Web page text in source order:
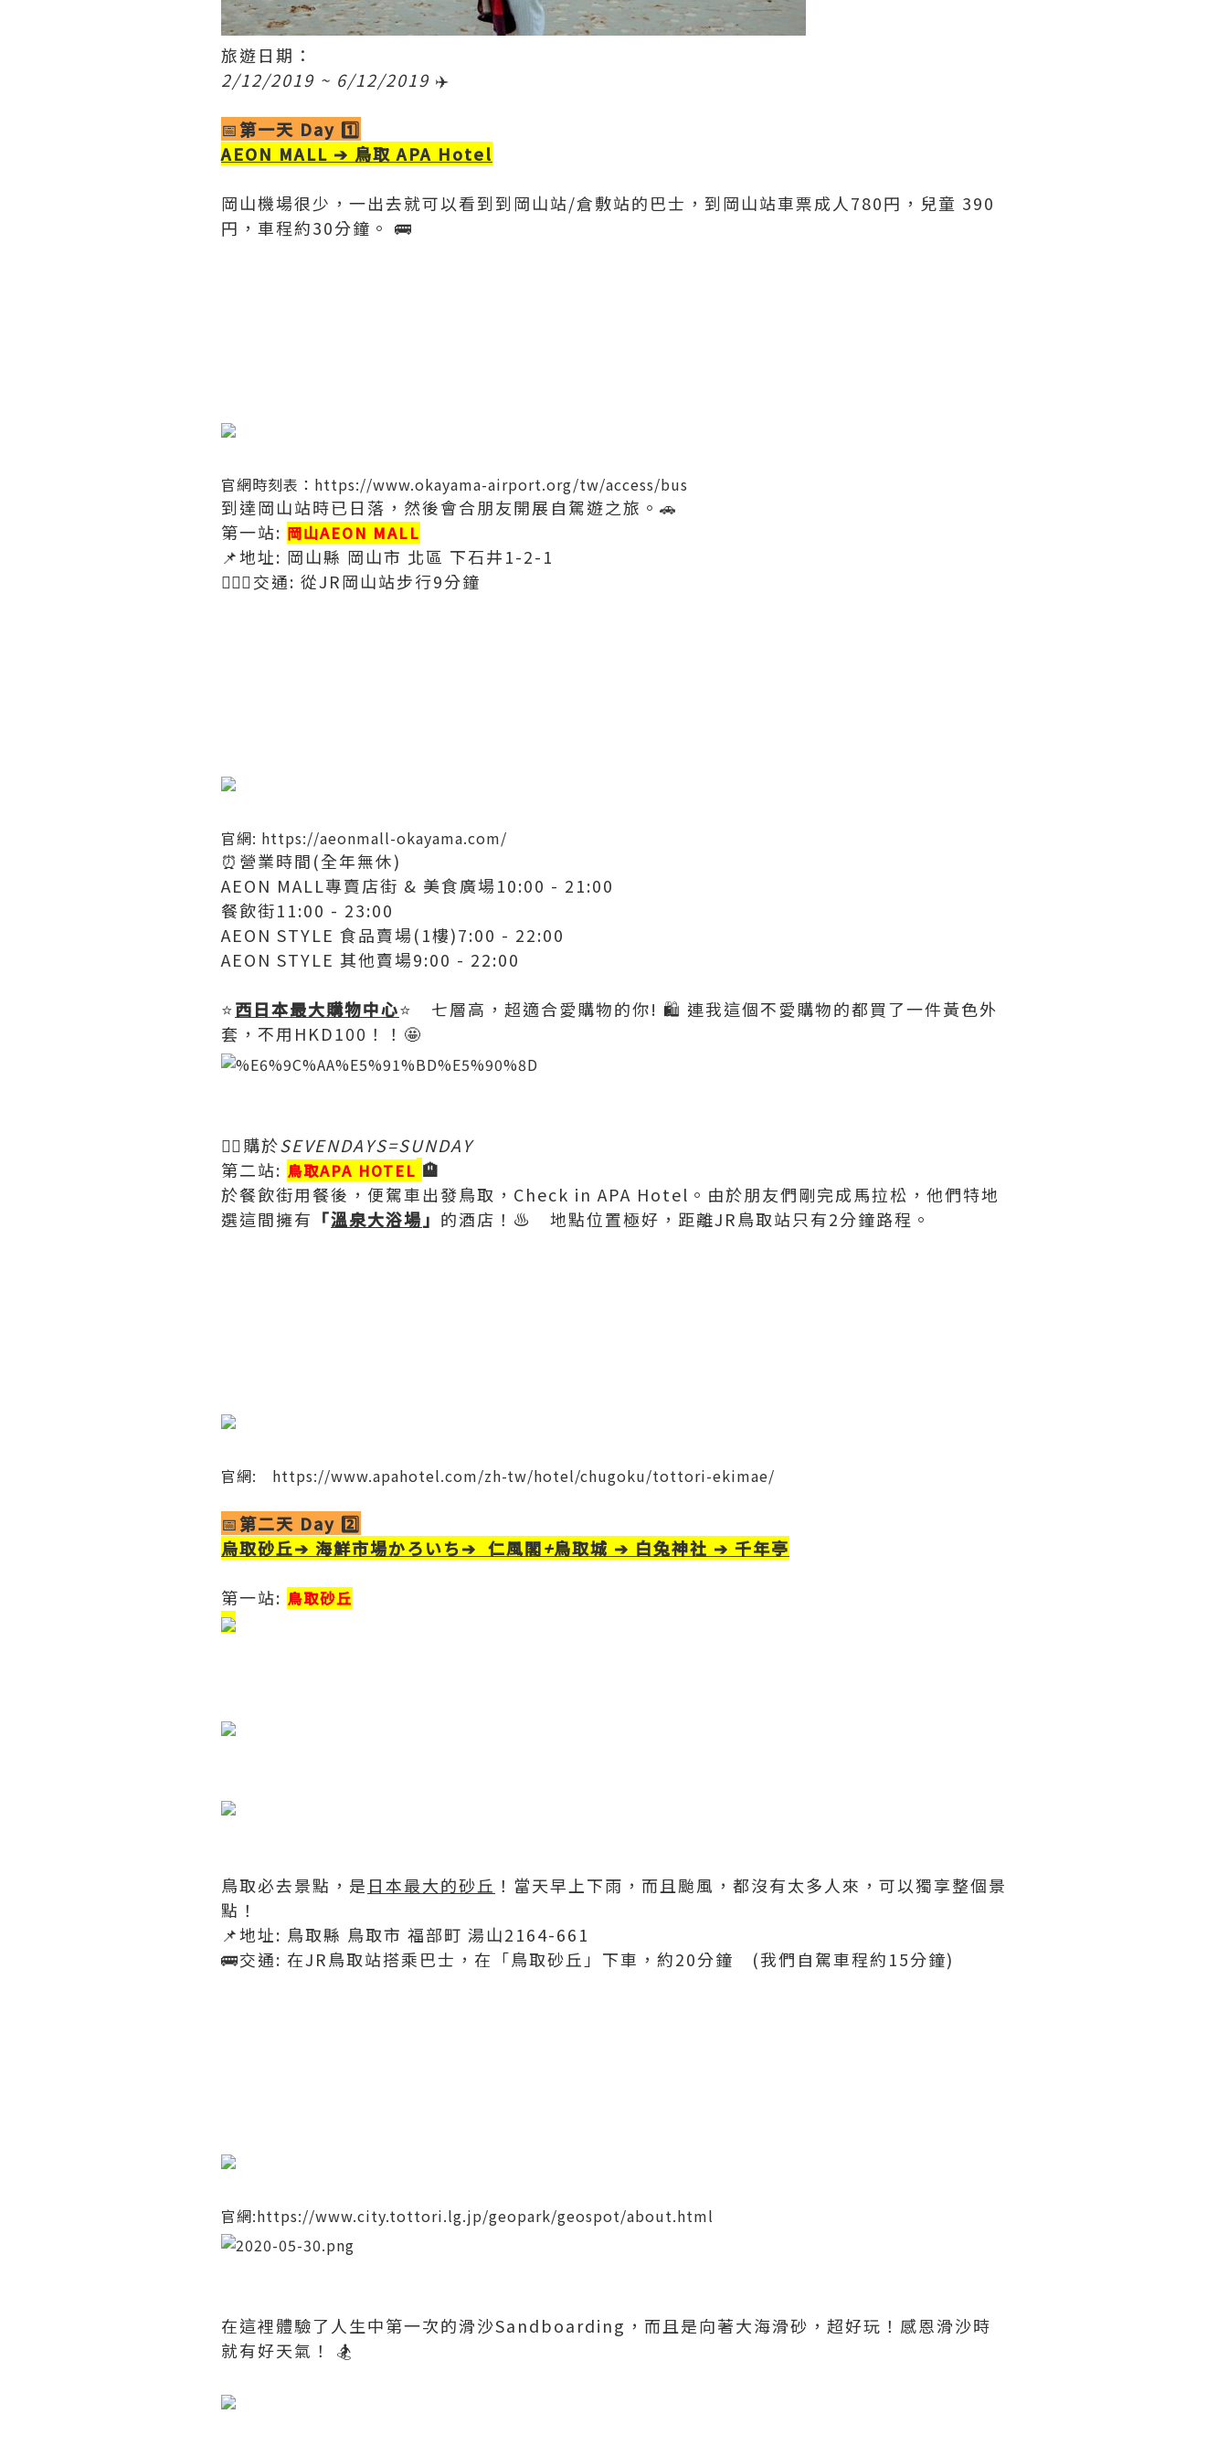
旅遊日期：
2/12/2019 ~ 6/12/2019 ✈️
📅第一天 Day 1️⃣
AEON MALL ➔ 鳥取 APA Hotel
岡山機場很少，一出去就可以看到到岡山站/倉敷站的巴士，到岡山站車票成人780円，兒童 390
円，車程約30分鐘。 🚌
官網時刻表： https://www.okayama-airport.org/tw/access/bus
到達岡山站時已日落，然後會合朋友開展自駕遊之旅。🚗
第一站: 岡山AEON MALL
📌地址: 岡山縣 岡山市 北區 下石井1-2-1
🚶🏻‍♀️交通: 從JR岡山站步行9分鐘
​官網: https://aeonmall-okayama.com/
⏰營業時間(全年無休)
AEON MALL專賣店街 & 美食廣場10:00 - 21:00
餐飲街11:00 - 23:00
AEON STYLE 食品賣場(1樓)7:00 - 22:00
AEON STYLE 其他賣場9:00 - 22:00
⭐️西日本最大購物中心⭐️ 七層高，超適合愛購物的你! 🛍 連我這個不愛購物的都買了一件黃色外
套，不用HKD100！！🤩
☝🏻購於SEVENDAYS=SUNDAY
第二站: 鳥取APA HOTEL 🏨
於餐飲街用餐後，便駕車出發鳥取，Check in APA Hotel。由於朋友們剛完成馬拉松，他們特地
選這間擁有 「溫泉大浴場 」 的酒店！♨️ 地點位置極好，距離JR鳥取站只有2分鐘路程。
​官網: https://www.apahotel.com/zh-tw/hotel/chugoku/tottori-ekimae/
📅第二天 Day 2️⃣
烏取砂丘➔ 海鮮市場かろいち➔ 仁風閣+鳥取城 ➔ 白兔神社 ➔ 千年亭
第一站: 鳥取砂丘
鳥取必去景點，是 日本最大的砂丘 ！當天早上下雨，而且颱風，都沒有太多人來，可以獨享整個景
點！
📌地址: 鳥取縣 鳥取市 福部町 湯山2164-661
🚌交通: 在JR鳥取站搭乘巴士，在「鳥取砂丘」下車，約20分鐘 (我們自駕車程約15分鐘)
​官網:https://www.city.tottori.lg.jp/geopark/geospot/about.html
在這裡體驗了人生中第一次的滑沙Sandboarding，而且是向著大海滑砂，超好玩！感恩滑沙時
就有好天氣！ 🏂